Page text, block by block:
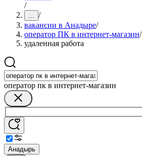
/
... /
вакансии в Анадыре/
оператор ПК в интернет-магазин/
удаленная работа
оператор пк в интернет-магазин
Анадырь